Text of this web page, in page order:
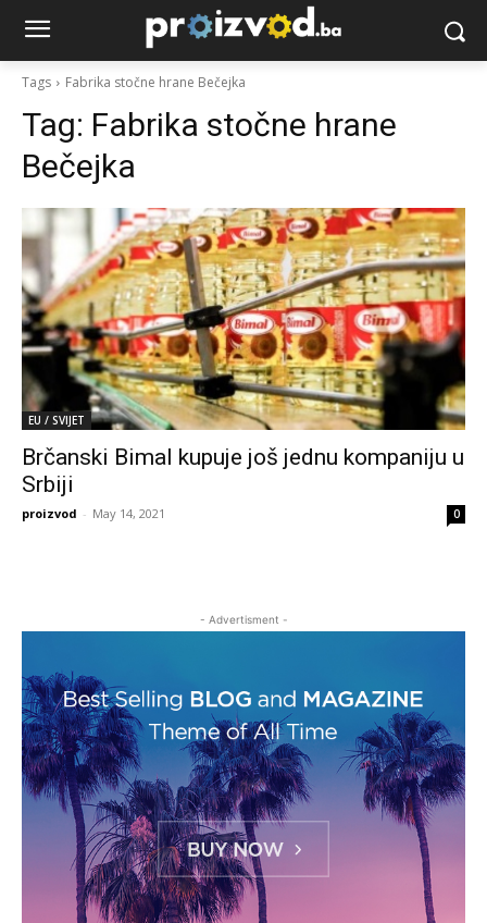
Tags Fabrika stočne hrane Bečejka
Tag: Fabrika stočne hrane
Bečejka
EU / SVIJET
Brčanski Bimal kupuje još jednu kompaniju u
Srbiji
proizvod - May 14, 2021 0
- Advertisment -